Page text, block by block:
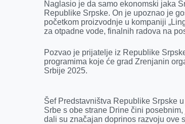
r
Naglasio je da samo ekonomski jaka
Republike Srpske. On je upoznao je
početkom proizvodnje u kompaniji
za otpadne vode, finalnih radova na
Pozvao je prijatelje iz Republike
programima koje će grad Zrenjanin
Srbije 2025.
Šef Predstavništva Republike Srpske
Srbe s obe strane Drine čini
dali su značajan doprinos razvoju ove